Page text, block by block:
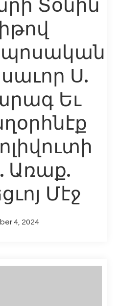
Ս.
Եւ
Առաք.
Մէջ
4, 2024